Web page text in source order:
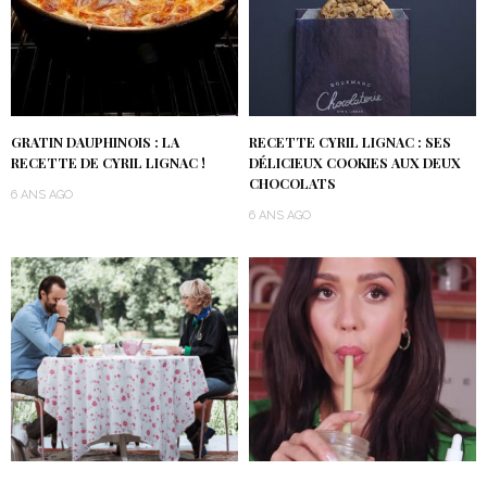
GRATIN DAUPHINOIS : LA
RECETTE DE CYRIL LIGNAC !
6 ANS AGO
RECETTE CYRIL LIGNAC : SES
DÉLICIEUX COOKIES AUX DEUX
CHOCOLATS
6 ANS AGO